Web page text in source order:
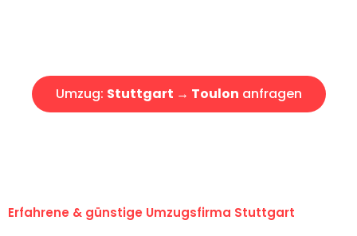
Umzug: Stuttgart → Toulon anfragen
Erfahrene & günstige Umzugsfirma Stuttgart